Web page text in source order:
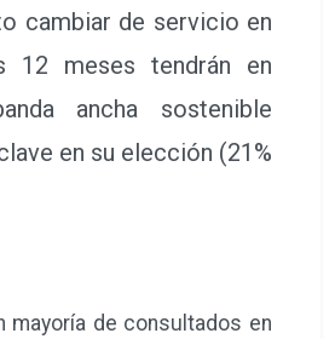
cambiar de servicio en
12 meses tendrán en
ancha sostenible
en su elección (21%
de consultados en